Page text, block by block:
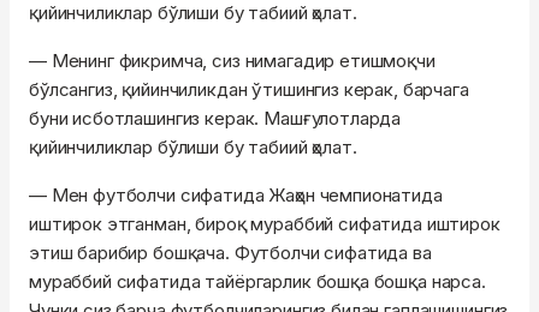
қийинчиликлар бўлиши бу табиий ҳолат.
— Менинг фикримча, сиз нимагадир етишмоқчи
бўлсангиз, қийинчиликдан ўтишингиз керак, барчага
буни исботлашингиз керак. Машғулотларда
қийинчиликлар бўлиши бу табиий ҳолат.
— Мен футболчи сифатида Жаҳон чемпионатида
иштирок этганман, бироқ мураббий сифатида иштирок
этиш барибир бошқача. Футболчи сифатида ва
мураббий сифатида тайёргарлик бошқа бошқа нарса.